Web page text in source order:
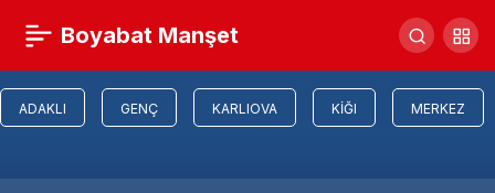
Boyabat Manşet
ADAKLI GENÇ KARLIOVA KIĞI MERKEZ